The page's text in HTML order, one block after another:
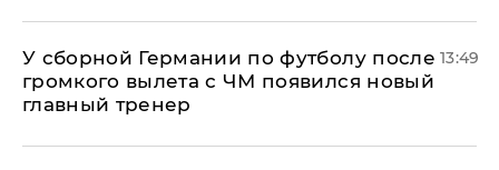
У сборной Германии по футболу после
громкого вылета с ЧМ появился новый
главный тренер
13:49